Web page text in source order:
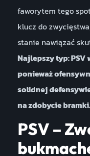
faworytem tego
klucz do
stanie nawiązać
Najlepszy typ: PSV
ponieważ
solidnej
na zdobycie bramki.
PSV –